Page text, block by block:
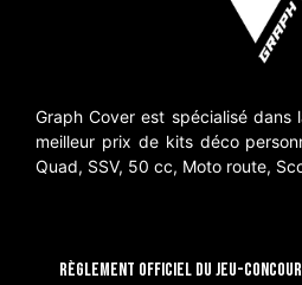
Graph Cover est spécialisé dans
meilleur prix de kits déco
Quad, SSV, 50 cc, Moto route,
RÈGLEMENT OFFICIEL DU JEU-